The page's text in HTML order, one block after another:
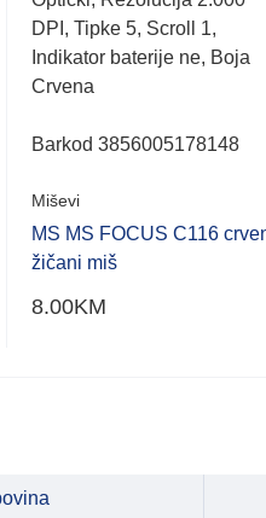
5
DPI, Tipke 5, Scroll 1,
Indikator baterije ne, Boja
Crvena
Barkod 3856005178148
Miševi
MS MS FOCUS C116
žičani miš
8.00KM